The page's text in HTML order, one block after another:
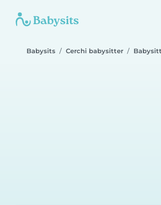
Babysits Cerchi babysitter